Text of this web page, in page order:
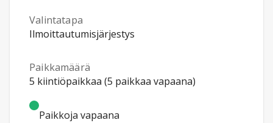
Valintatapa
Ilmoittautumisjärjestys
Paikkamäärä
5 kiintiöpaikkaa (5 paikkaa vapaana)
Paikkoja vapaana